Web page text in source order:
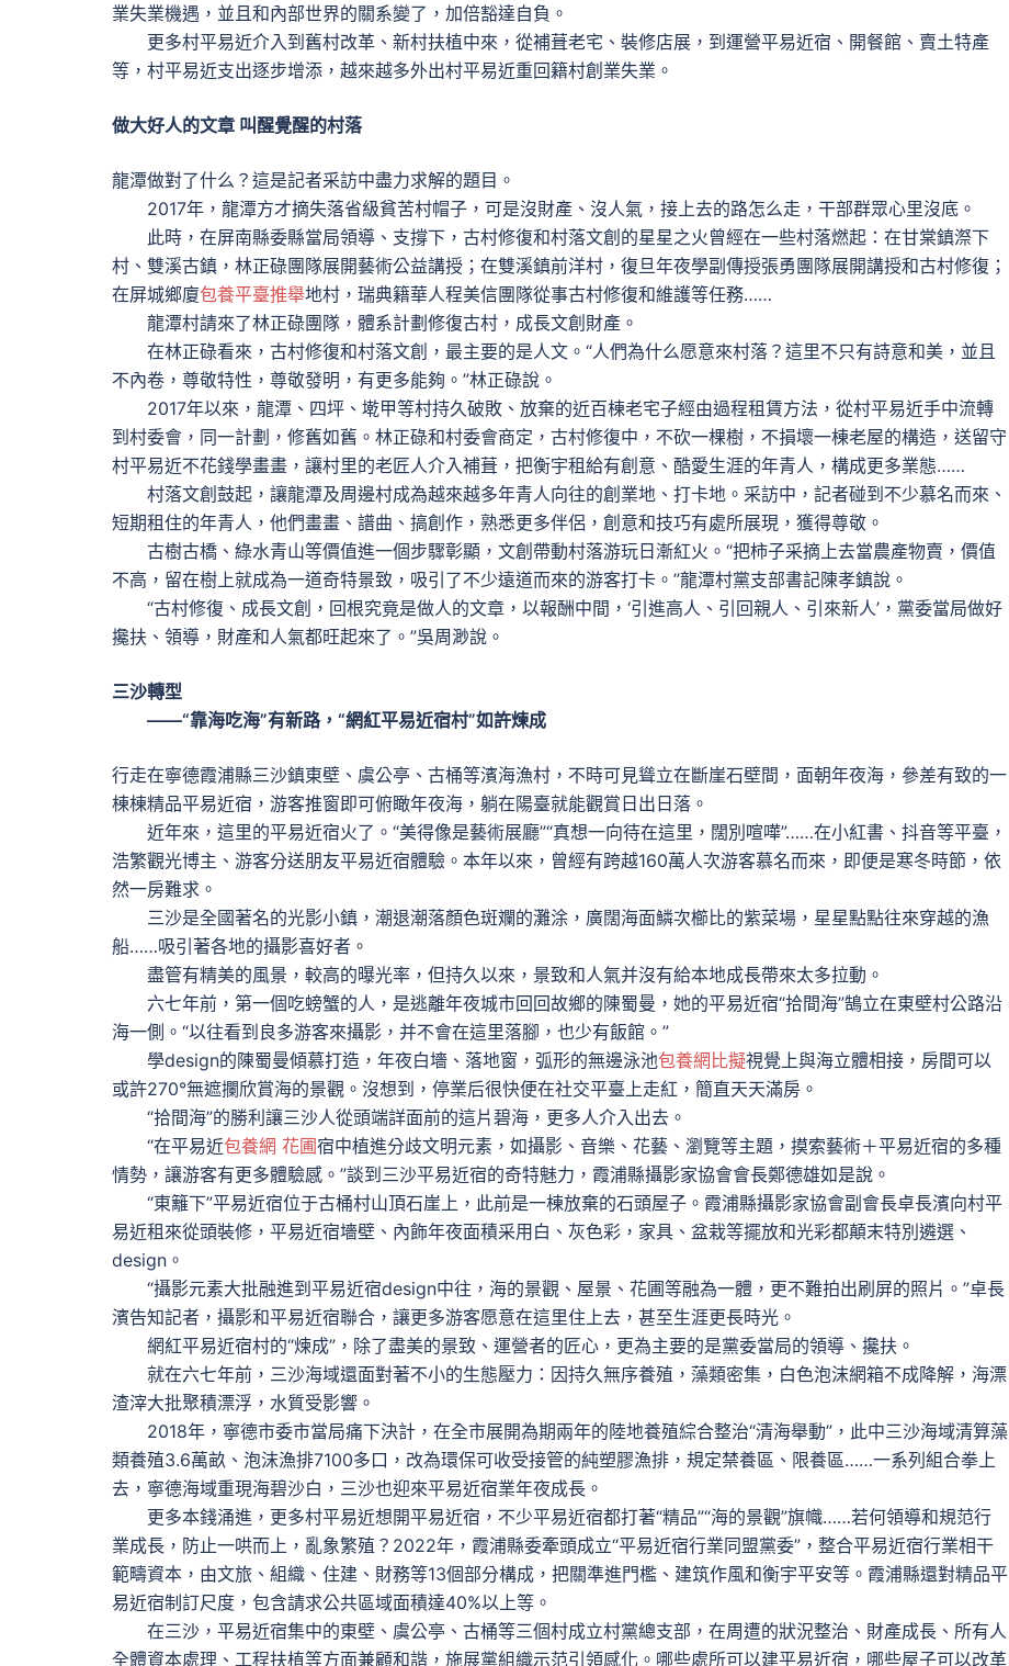
業失業機遇，並且和內部世界的關系變了，加倍豁達自負。
更多村平易近介入到舊村改革、新村扶植中來，從補葺老宅、裝修店展，到運營平易近宿、開餐館、賣土特產
等，村平易近支出逐步增添，越來越多外出村平易近重回籍村創業失業。
做大好人的文章 叫醒覺醒的村落
龍潭做對了什么？這是記者采訪中盡力求解的題目。
2017年，龍潭方才摘失落省級貧苦村帽子，可是沒財產、沒人氣，接上去的路怎么走，干部群眾心里沒底。
此時，在屏南縣委縣當局領導、支撐下，古村修復和村落文創的星星之火曾經在一些村落燃起：在甘棠鎮漈下
村、雙溪古鎮，林正碌團隊展開藝術公益講授；在雙溪鎮前洋村，復旦年夜學副傳授張勇團隊展開講授和古村修復；
在屏城鄉廈包養平臺推舉地村，瑞典籍華人程美信團隊從事古村修復和維護等任務……
龍潭村請來了林正碌團隊，體系計劃修復古村，成長文創財產。
在林正碌看來，古村修復和村落文創，最主要的是人文。“人們為什么愿意來村落？這里不只有詩意和美，並且
不內卷，尊敬特性，尊敬發明，有更多能夠。”林正碌說。
2017年以來，龍潭、四坪、墘甲等村持久破敗、放棄的近百棟老宅子經由過程租賃方法，從村平易近手中流轉
到村委會，同一計劃，修舊如舊。林正碌和村委會商定，古村修復中，不砍一棵樹，不損壞一棟老屋的構造，送留守
村平易近不花錢學畫畫，讓村里的老匠人介入補葺，把衡宇租給有創意、酷愛生涯的年青人，構成更多業態……
村落文創鼓起，讓龍潭及周邊村成為越來越多年青人向往的創業地、打卡地。采訪中，記者碰到不少慕名而來、
短期租住的年青人，他們畫畫、譜曲、搞創作，熟悉更多伴侶，創意和技巧有處所展現，獲得尊敬。
古樹古橋、綠水青山等價值進一個步驟彰顯，文創帶動村落游玩日漸紅火。“把柿子采摘上去當農產物賣，價值
不高，留在樹上就成為一道奇特景致，吸引了不少遠道而來的游客打卡。”龍潭村黨支部書記陳孝鎮說。
“古村修復、成長文創，回根究竟是做人的文章，以報酬中間，‘引進高人、引回親人、引來新人’，黨委當局做好
攙扶、領導，財產和人氣都旺起來了。”吳周渺說。
三沙轉型
——“靠海吃海”有新路，“網紅平易近宿村”如許煉成
行走在寧德霞浦縣三沙鎮東壁、虞公亭、古桶等濱海漁村，不時可見聳立在斷崖石壁間，面朝年夜海，參差有致的一
棟棟精品平易近宿，游客推窗即可俯瞰年夜海，躺在陽臺就能觀賞日出日落。
近年來，這里的平易近宿火了。“美得像是藝術展廳”“真想一向待在這里，闊別喧嘩”……在小紅書、抖音等平臺，
浩繁觀光博主、游客分送朋友平易近宿體驗。本年以來，曾經有跨越160萬人次游客慕名而來，即便是寒冬時節，依
然一房難求。
三沙是全國著名的光影小鎮，潮退潮落顏色斑斕的灘涂，廣闊海面鱗次櫛比的紫菜場，星星點點往來穿越的漁
船……吸引著各地的攝影喜好者。
盡管有精美的風景，較高的曝光率，但持久以來，景致和人氣并沒有給本地成長帶來太多拉動。
六七年前，第一個吃螃蟹的人，是逃離年夜城市回回故鄉的陳蜀曼，她的平易近宿“拾間海”鵠立在東壁村公路沿
海一側。“以往看到良多游客來攝影，并不會在這里落腳，也少有飯館。”
學design的陳蜀曼傾慕打造，年夜白墻、落地窗，弧形的無邊泳池包養網比擬視覺上與海立體相接，房間可以
或許270°無遮攔欣賞海的景觀。沒想到，停業后很快便在社交平臺上走紅，簡直天天滿房。
“拾間海”的勝利讓三沙人從頭端詳面前的這片碧海，更多人介入出去。
“在平易近包養網 花圃宿中植進分歧文明元素，如攝影、音樂、花藝、瀏覽等主題，摸索藝術＋平易近宿的多種
情勢，讓游客有更多體驗感。”談到三沙平易近宿的奇特魅力，霞浦縣攝影家協會會長鄭德雄如是說。
“東籬下”平易近宿位于古桶村山頂石崖上，此前是一棟放棄的石頭屋子。霞浦縣攝影家協會副會長卓長濱向村平
易近租來從頭裝修，平易近宿墻壁、內飾年夜面積采用白、灰色彩，家具、盆栽等擺放和光彩都顛末特別遴選、
design。
“攝影元素大批融進到平易近宿design中往，海的景觀、屋景、花圃等融為一體，更不難拍出刷屏的照片。”卓長
濱告知記者，攝影和平易近宿聯合，讓更多游客愿意在這里住上去，甚至生涯更長時光。
網紅平易近宿村的“煉成”，除了盡美的景致、運營者的匠心，更為主要的是黨委當局的領導、攙扶。
就在六七年前，三沙海域還面對著不小的生態壓力：因持久無序養殖，藻類密集，白色泡沫網箱不成降解，海漂
渣滓大批聚積漂浮，水質受影響。
2018年，寧德市委市當局痛下決計，在全市展開為期兩年的陸地養殖綜合整治“清海舉動”，此中三沙海域清算藻
類養殖3.6萬畝、泡沫漁排7100多口，改為環保可收受接管的純塑膠漁排，規定禁養區、限養區……一系列組合拳上
去，寧德海域重現海碧沙白，三沙也迎來平易近宿業年夜成長。
更多本錢涌進，更多村平易近想開平易近宿，不少平易近宿都打著“精品”“海的景觀”旗幟……若何領導和規范行
業成長，防止一哄而上，亂象繁殖？2022年，霞浦縣委牽頭成立“平易近宿行業同盟黨委”，整合平易近宿行業相干
範疇資本，由文旅、組織、住建、財務等13個部分構成，把關準進門檻、建筑作風和衡宇平安等。霞浦縣還對精品平
易近宿制訂尺度，包含請求公共區域面積達40%以上等。
在三沙，平易近宿集中的東壁、虞公亭、古桶等三個村成立村黨總支部，在周遭的狀況整治、財產成長、所有人
全體資本處理、工程扶植等方面兼顧和諧，施展黨組織示范引領感化。哪些處所可以建平易近宿，哪些屋子可以改革